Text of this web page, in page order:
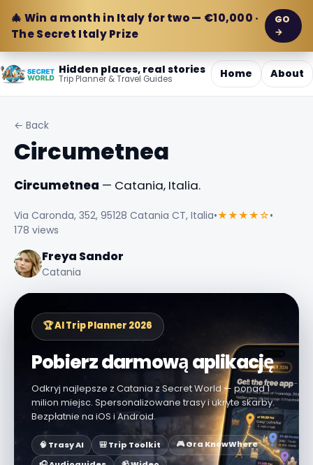
🎄 Win a month in Italy for two — €10,000 ·
The Secret Italy Prize
GO
→
Hidden places, real stories
Trip Planner & Travel Guides Home About
← Back
Circumetnea
Circumetnea — Catania, Italia.
Via Caronda, 352, 95128 Catania CT, Italia•★★★★☆•
178 views
Freya Sandor
Catania
🏆 AI Trip Planner 2026
Pobierz darmową aplikację
Odkryj najlepsze z Catania z Secret World — ponad 1
milion miejsc. Spersonalizowane trasy i ukryte skarby.
Bezpłatnie na iOS i Android.
🧠 Trasy AI 🎒 Trip Toolkit
🎮 Gra KnowWhere